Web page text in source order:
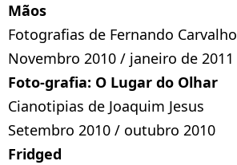
Mãos
Fotografias de Fernando Carvalho
Novembro 2010 / janeiro de 2011
Foto-grafia: O Lugar do Olhar
Cianotipias de Joaquim Jesus
Setembro 2010 / outubro 2010
Fridged